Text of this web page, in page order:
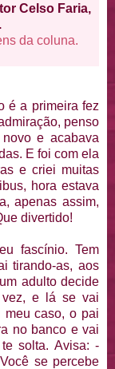
Celso Faria,
da coluna.
é a primeira fez
penso
e acabava
E foi com ela
e criei muitas
hora estava
apenas assim,
divertido!
fascínio. Tem
tirando-as, aos
adulto decide
vez, e lá se vai
meu caso, o pai
no banco e vai
solta. Avisa: -
se percebe